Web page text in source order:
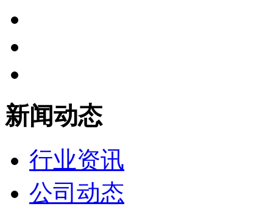
新闻动态
行业资讯
公司动态